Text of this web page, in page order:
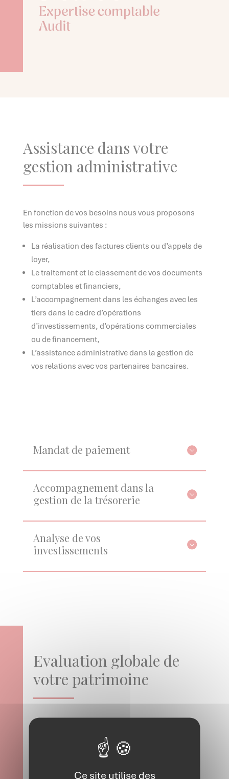
Assistance dans votre
gestion administrative
En fonction de vos besoins nous vous proposons
les missions suivantes :
La réalisation des factures clients ou d’appels de
loyer,
Le traitement et le classement de vos documents
comptables et financiers,
L’accompagnement dans les échanges avec les
tiers dans le cadre d’opérations
d’investissements, d’opérations commerciales
ou de financement,
L’assistance administrative dans la gestion de
vos relations avec vos partenaires bancaires.
Mandat de paiement
Accompagnement dans la
gestion de la trésorerie
Analyse de vos
investissements
Evaluation globale de
votre patrimoine
évaluations patrimoniales vous permettant
d’avoir une vision globale de la valorisation de
Ce site utilise des